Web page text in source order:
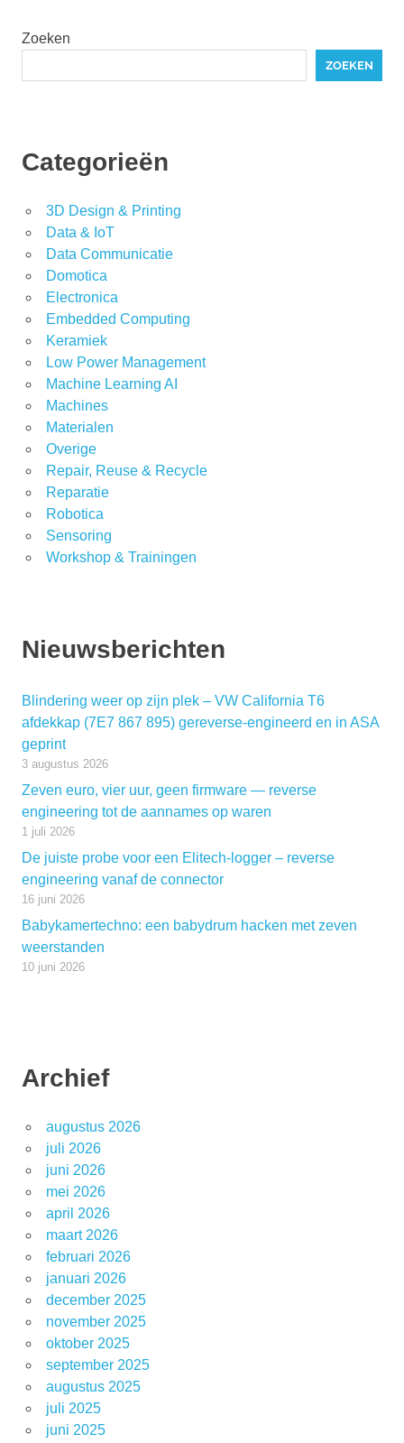
Zoeken
ZOEKEN
Categorieën
3D Design & Printing
Data & IoT
Data Communicatie
Domotica
Electronica
Embedded Computing
Keramiek
Low Power Management
Machine Learning AI
Machines
Materialen
Overige
Repair, Reuse & Recycle
Reparatie
Robotica
Sensoring
Workshop & Trainingen
Nieuwsberichten
Blindering weer op zijn plek – VW California T6
afdekkap (7E7 867 895) gereverse-engineerd en in ASA
geprint
3 augustus 2026
Zeven euro, vier uur, geen firmware — reverse
engineering tot de aannames op waren
1 juli 2026
De juiste probe voor een Elitech-logger – reverse
engineering vanaf de connector
16 juni 2026
Babykamertechno: een babydrum hacken met zeven
weerstanden
10 juni 2026
Archief
augustus 2026
juli 2026
juni 2026
mei 2026
april 2026
maart 2026
februari 2026
januari 2026
december 2025
november 2025
oktober 2025
september 2025
augustus 2025
juli 2025
juni 2025